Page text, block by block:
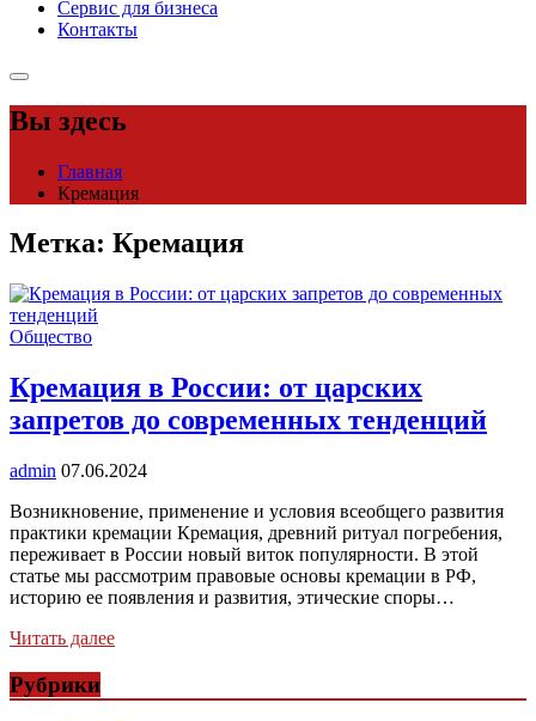
Сервис для бизнеса
Контакты
Вы здесь
Главная
Кремация
Метка: Кремация
Общество
Кремация в России: от царских
запретов до современных тенденций
admin 07.06.2024
Возникновение, применение и условия всеобщего развития
практики кремации Кремация, древний ритуал погребения,
переживает в России новый виток популярности. В этой
статье мы рассмотрим правовые основы кремации в РФ,
историю ее появления и развития, этические споры…
Читать далее
Рубрики